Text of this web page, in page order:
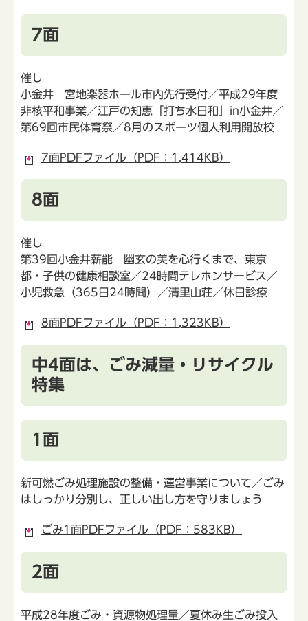
7面
催し
小金井 宮地楽器ホール市内先行受付／平成29年度
非核平和事業／江戸の知恵「打ち水日和」in小金井／
第69回市民体育祭／8月のスポーツ個人利用開放校
7面PDFファイル（PDF：1,414KB）
8面
催し
第39回小金井薪能 幽玄の美を心行くまで、東京
都・子供の健康相談室／24時間テレホンサービス／
小児救急（365日24時間）／清里山荘／休日診療
8面PDFファイル（PDF：1,323KB）
中4面は、ごみ減量・リサイクル
特集
1面
新可燃ごみ処理施設の整備・運営事業について／ごみ
はしっかり分別し、正しい出し方を守りましょう
ごみ1面PDFファイル（PDF：583KB）
2面
平成28年度ごみ・資源物処理量／夏休み生ごみ投入